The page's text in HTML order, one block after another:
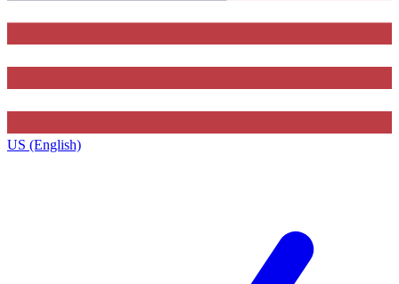
US (English)